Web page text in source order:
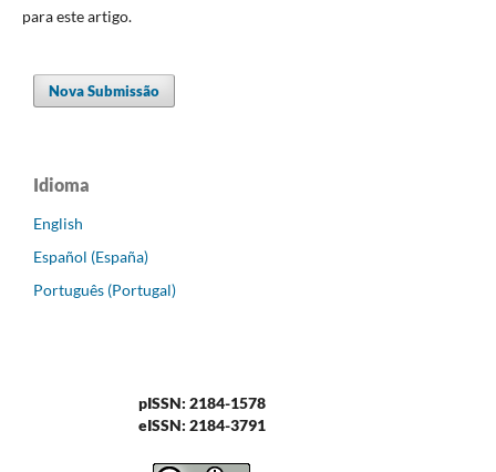
para este artigo.
Nova Submissão
Idioma
English
Español (España)
Português (Portugal)
pISSN: 2184-1578
eISSN: 2184-3791